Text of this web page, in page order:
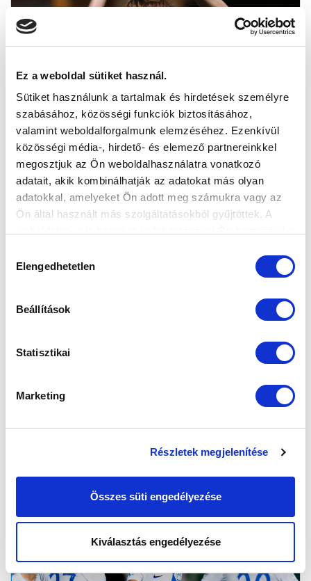
Ez a weboldal sütiket használ.
Sütiket használunk a tartalmak és hirdetések személyre
szabásához, közösségi funkciók biztosításához,
valamint weboldalforgalmunk elemzéséhez. Ezenkívül
közösségi média-, hirdető- és elemező partnereinkkel
megosztjuk az Ön weboldalhasználatra vonatkozó
adatait, akik kombinálhatják az adatokat más olyan
adatokkal, amelyeket Ön adott meg számukra vagy az
Ön által használt más szolgáltatásokból gyűjtöttek. A
kiválasztása
Elengedhetetlen
Beállítások
Statisztikai
Marketing
Részletek megjelenítése
Összes süti engedélyezése
Kiválasztás engedélyezése
KÉPGALÉRIA: MTK BUDAPEST - FC LNZ CHERKASY 0-4
2026.07.10